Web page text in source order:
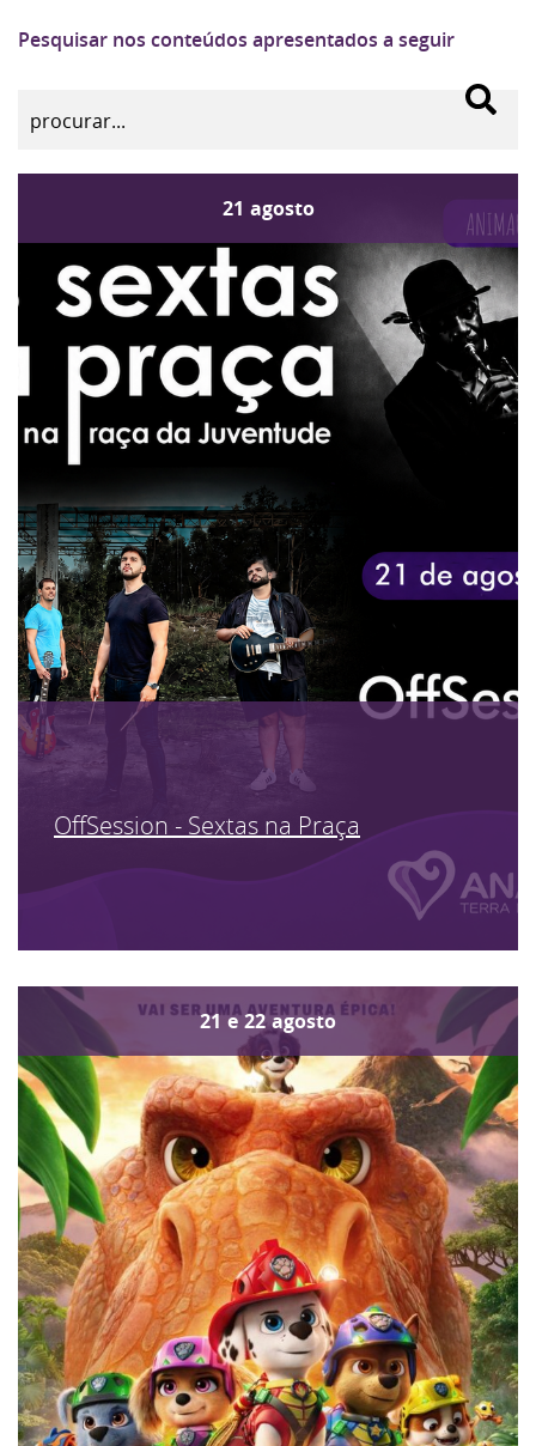
Pesquisar nos conteúdos apresentados a seguir
21 agosto
OffSession - Sextas na Praça
21 e 22 agosto